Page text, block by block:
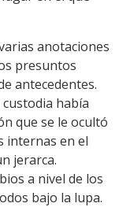
anotaciones
presuntos
antecedentes.
había
que se le ocultó
internas en el
jerarca.
a nivel de los
bajo la lupa.